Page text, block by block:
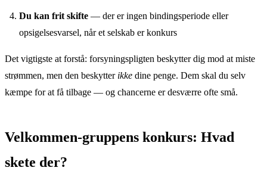
Du kan frit skifte — der er ingen bindingsperiode eller
opsigelsesvarsel, når et selskab er konkurs
Det vigtigste at forstå: forsyningspligten beskytter dig mod at miste
strømmen, men den beskytter ikke dine penge. Dem skal du selv
kæmpe for at få tilbage — og chancerne er desværre ofte små.
Velkommen-gruppens konkurs: Hvad
skete der?